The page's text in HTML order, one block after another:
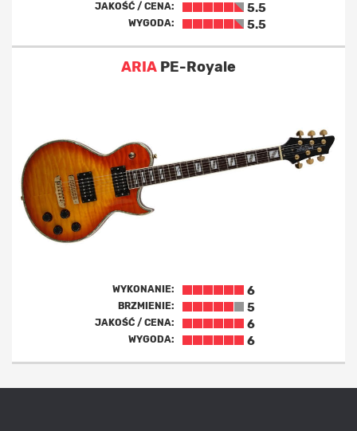
JAKOŚĆ / CENA: 5.5
WYGODA: 5.5
ARIA PE-Royale
WYKONANIE: 6
BRZMIENIE: 5
JAKOŚĆ / CENA: 6
WYGODA: 6